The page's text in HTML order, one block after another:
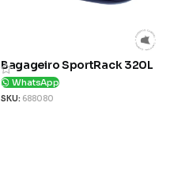
Bagageiro SportRack 320L
WhatsApp
SKU: 688080